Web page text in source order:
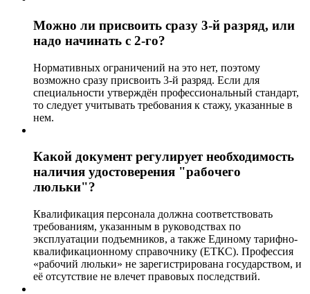
Можно ли присвоить сразу 3-й разряд, или
надо начинать с 2-го?
Нормативных ограничений на это нет, поэтому
возможно сразу присвоить 3-й разряд. Если для
специальности утверждён профессиональный стандарт,
то следует учитывать требования к стажу, указанные в
нем.
Какой документ регулирует необходимость
наличия удостоверения "рабочего
люльки"?
Квалификация персонала должна соответствовать
требованиям, указанным в руководствах по
эксплуатации подъемников, а также Единому тарифно-
квалификационному справочнику (ЕТКС). Профессия
«рабочий люльки» не зарегистрирована государством, и
её отсутствие не влечет правовых последствий.